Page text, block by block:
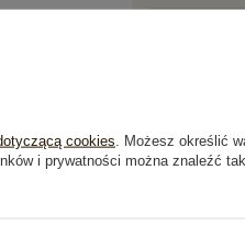
cookies . Możesz określić
i prywatności można znaleźć